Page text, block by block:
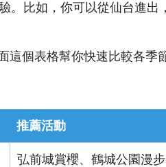
。比如，你可以從仙台進出
這個表格幫你快速比較各季
推薦活動
弘前城賞櫻、鶴城公園漫步